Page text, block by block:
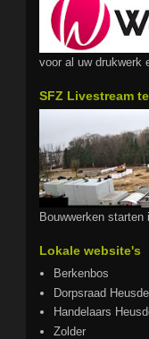
voor al uw drukwerk
SFZ Livestream
Bouwwerken starten
Lokale website's
Berkenbos
Dorpsraad
Handelaars
Zolder